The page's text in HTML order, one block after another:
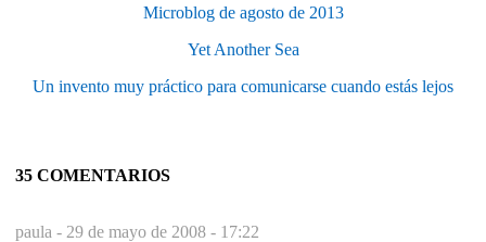
Microblog de agosto de 2013
Yet Another Sea
Un invento muy práctico para comunicarse cuando estás lejos
35 COMENTARIOS
paula - 29 de mayo de 2008 - 17:22